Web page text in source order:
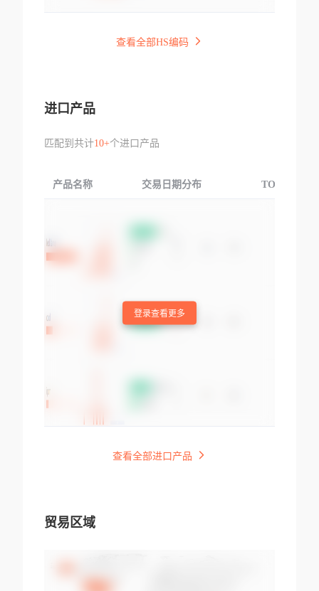
查看全部HS编码
进口产品
匹配到共计10+个进口产品
产品名称 交易日期分布 TOP3交易国
登录查看更多
查看全部进口产品
贸易区域